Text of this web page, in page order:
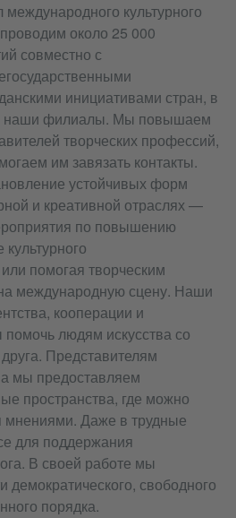
культурного
около 25 000
совместно с
инициативами стран, в
наши филиалы. Мы повышаем
творческих профессий,
им завязать контакты.
устойчивых форм
и креативной отраслях —
по повышению
помогая творческим
международную сцену. Наши
кооперации и
людям искусства со
Представителям
мы предоставляем
пространства, где можно
мнениями. Даже в трудные
для поддержания
В своей работе мы
демократического, свободного
порядка.